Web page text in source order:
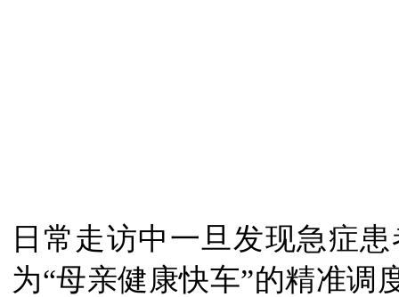
日常走访中一旦发现急症
为“母亲健康快车”的精准调